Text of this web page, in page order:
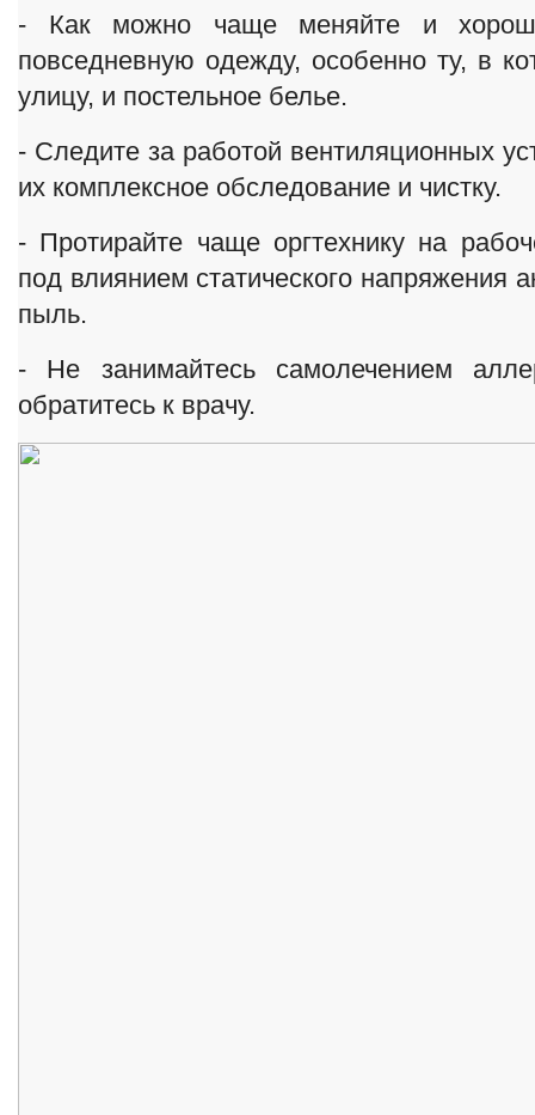
- Как можно чаще меняйте и
повседневную одежду, особенно ту, в
улицу, и постельное белье.
- Следите за работой вентиляционных
их комплексное обследование и чистку.
- Протирайте чаще оргтехнику на
под влиянием статического напряжения
пыль.
- Не занимайтесь самолечением
обратитесь к врачу.